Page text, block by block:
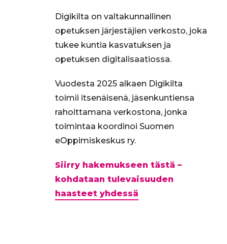
Digikilta on valtakunnallinen
opetuksen järjestäjien verkosto, joka
tukee kuntia kasvatuksen ja
opetuksen digitalisaatiossa.
Vuodesta 2025 alkaen Digikilta
toimii itsenäisenä, jäsenkuntiensa
rahoittamana verkostona, jonka
toimintaa koordinoi Suomen
eOppimiskeskus ry.
Siirry hakemukseen tästä –
kohdataan tulevaisuuden
haasteet yhdessä